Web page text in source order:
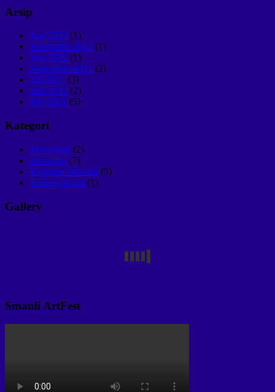
Arsip
Juni 2023 (1)
November 2022 (1)
Juni 2022 (1)
November 2021 (2)
Juli 2021 (3)
Juni 2021 (2)
Mei 2021 (5)
Kategori
Download (2)
Informasi (7)
Kegiatan Sekolah (5)
Tentang Kami (1)
Gallery
Smanli ArtFest